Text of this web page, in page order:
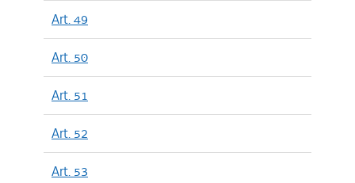
Art. 49
Art. 50
Art. 51
Art. 52
Art. 53